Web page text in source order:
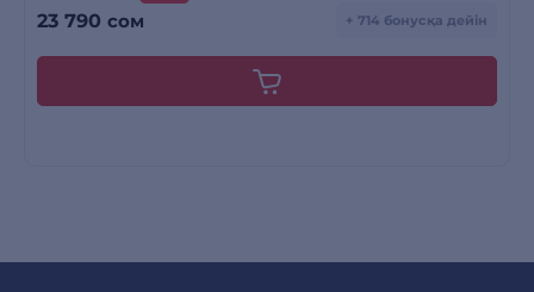
23 790 сом + 714 бонусқа дейін